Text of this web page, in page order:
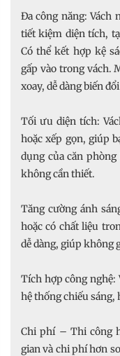
Đa công năng: Vách
tiết kiệm diện tích,
Có thể kết hợp kệ
gấp vào trong vách.
xoay, dễ dàng biến
Tối ưu diện tích:
hoặc xếp gọn, giúp
dụng của căn
không cần thiết.
Tăng cường ánh
hoặc có chất liệu
dễ dàng, giúp không
Tích hợp công nghệ:
hệ thống chiếu sáng,
Chi phí – Thi công
gian và chi phí hơn